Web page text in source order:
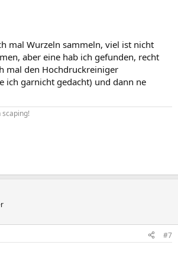
mal Wurzeln sammeln, viel ist nicht
aber eine hab ich gefunden, recht
mal den Hochdruckreiniger
ich garnicht gedacht) und dann ne
scaping!
#7